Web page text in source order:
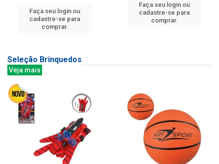
Faça seu login ou
cadastre-se para
comprar.
Faça seu login ou
cadastre-se para
comprar.
Seleção Brinquedos
Veja mais